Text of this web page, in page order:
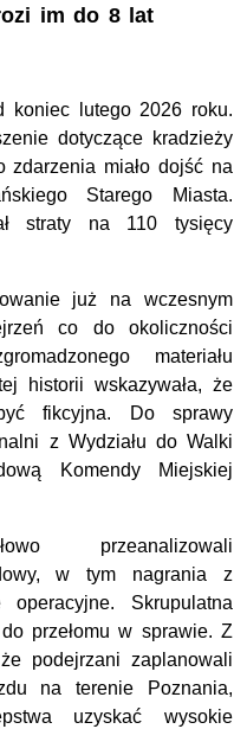
im do 8 lat
koniec lutego 2026 roku.
dotyczące kradzieży
zdarzenia miało dojść na
Starego Miasta.
straty na 110 tysięcy
już na wczesnym
co do okoliczności
materiału
historii wskazywała, że
fikcyjna. Do sprawy
z Wydziału do Walki
Komendy Miejskiej
przeanalizowali
w tym nagrania z
operacyjne. Skrupulatna
przełomu w sprawie. Z
podejrzani zaplanowali
na terenie Poznania,
uzyskać wysokie